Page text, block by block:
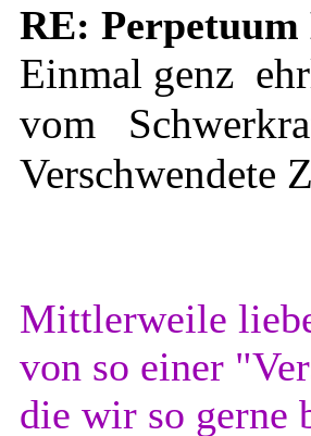
RE: Perpetuum
Einmal genz
vom
Verschwendete
Mittlerweile
von so einer
die wir so gerne